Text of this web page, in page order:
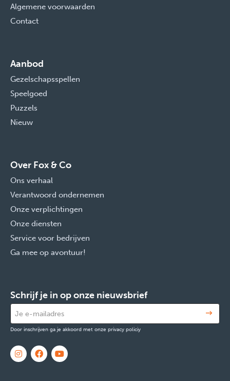
Algemene voorwaarden
Contact
Aanbod
Gezelschapsspellen
Speelgoed
Puzzels
Nieuw
Over Fox & Co
Ons verhaal
Verantwoord ondernemen
Onze verplichtingen
Onze diensten
Service voor bedrijven
Ga mee op avontuur!
Schrijf je in op onze nieuwsbrief
Door inschrijven ga je akkoord met onze privacy policiy